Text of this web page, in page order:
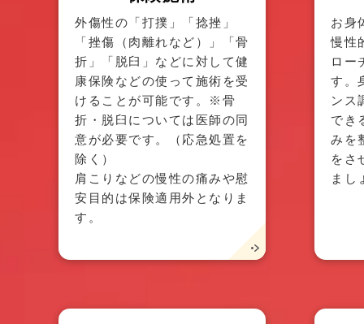
外傷性の「打撲」「捻挫」
「挫傷（肉離れなど）」「骨
折」「脱臼」などに対して健
康保険などの使って施術を受
けることが可能です。※骨
折・脱臼については医師の同
意が必要です。（応急処置を
除く）
肩こりなどの慢性の痛みや慰
安目的は保険適用外となりま
す。
お身
慢性
ロー
す。
ンス
でき
みを
をさ
まし